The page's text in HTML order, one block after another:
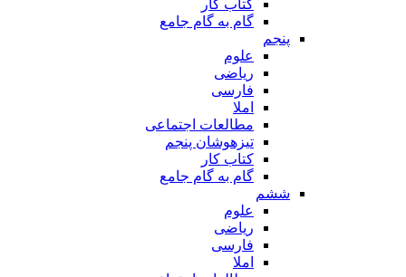
کتاب کار
گام به گام جامع
پنجم
علوم
ریاضی
فارسی
املا
مطالعات اجتماعی
تیزهوشان پنجم
کتاب کار
گام به گام جامع
ششم
علوم
ریاضی
فارسی
املا